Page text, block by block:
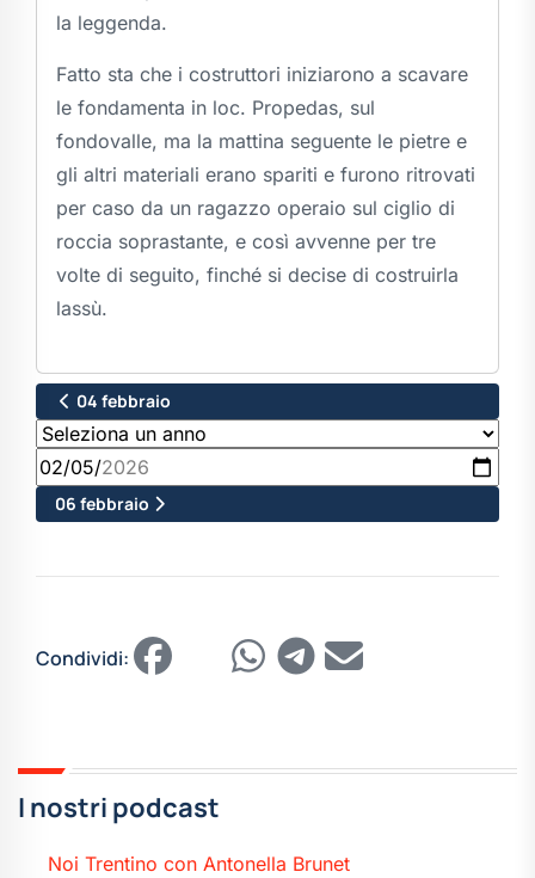
la leggenda.
Fatto sta che i costruttori iniziarono a scavare
le fondamenta in loc. Propedas, sul
fondovalle, ma la mattina seguente le pietre e
gli altri materiali erano spariti e furono ritrovati
per caso da un ragazzo operaio sul ciglio di
roccia soprastante, e così avvenne per tre
volte di seguito, finché si decise di costruirla
lassù.
04 febbraio
06 febbraio
Condividi:
I nostri podcast
Noi Trentino con Antonella Brunet